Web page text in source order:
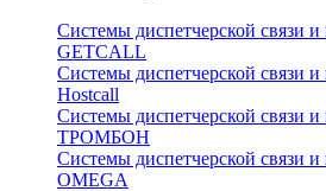
Системы диспетчерской связи и
GETCALL
Системы диспетчерской связи и
Hostcall
Системы диспетчерской связи и
ТРОМБОН
Системы диспетчерской связи и
OMEGA